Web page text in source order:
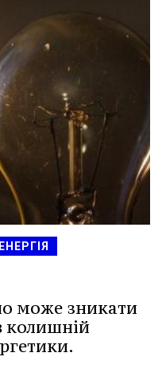
може зникати
колишній